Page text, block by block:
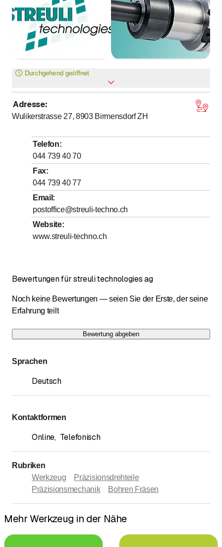
Durchgehend geöffnet
Montag
Ganztags geöffnet
Dienstag
Ganztags geöffnet
Mittwoch
Ganztags geöffnet
Donnerstag
Freitag
Samstag
Sonntag
Adresse:
Wulikerstrasse 27, 8903 Birmensdorf ZH
Telefon:
044 739 40 70
Fax:
044 739 40 77
Email :
postoffice@streuli-techno.ch
Website:
www.streuli-techno.ch
Bewertungen für streuli technologies ag
Noch keine Bewertungen — seien Sie der Erste, der seine
Erfahrung teilt
Bewertung abgeben
Sprachen
Deutsch
Kontaktformen
Online, Telefonisch
Rubriken
Werkzeug
Präzisionsdrehteile
Präzisionsmechanik
Bohren Fräsen
Mehr Werkzeug in der Nähe